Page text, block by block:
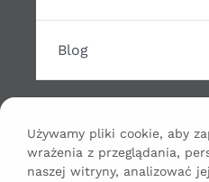
Blog
Odtwarzacz
00:00
Używamy pliki cookie, aby
wrażenia z przeglądania,
naszej witryny, analizować